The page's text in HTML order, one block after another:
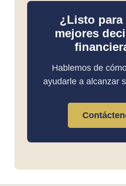
¿Listo para
mejores
Hablemos de
ayudarle a alcanzar